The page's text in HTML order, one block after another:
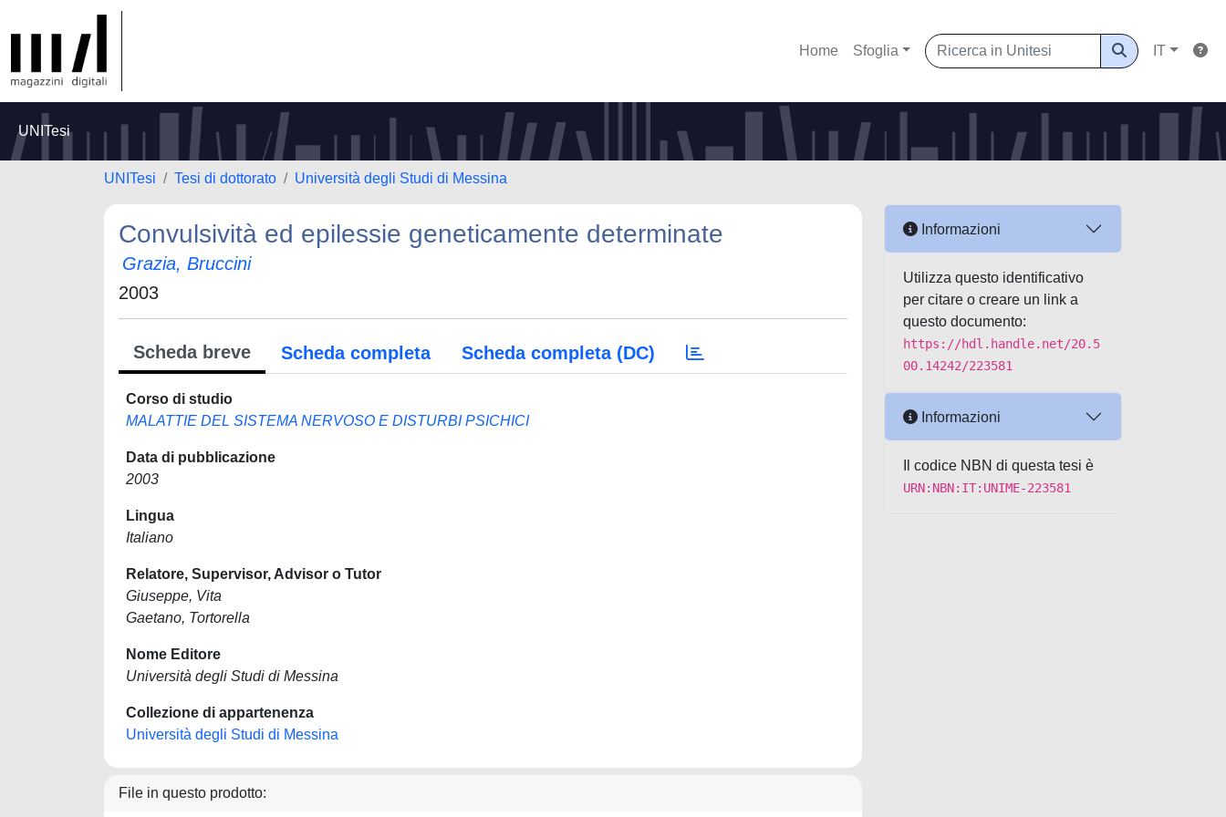
Home Sfoglia IT
UNITesi
UNITesi Tesi di dottorato Università degli Studi di Messina
Convulsività ed epilessie geneticamente determinate
Grazia, Bruccini
2003
Scheda breve Scheda completa Scheda completa (DC)
Corso di studio
MALATTIE DEL SISTEMA NERVOSO E DISTURBI PSICHICI
Data di pubblicazione
2003
Lingua
Italiano
Relatore, Supervisor, Advisor o Tutor
Giuseppe, Vita
Gaetano, Tortorella
Nome Editore
Università degli Studi di Messina
Collezione di appartenenza
Università degli Studi di Messina
File in questo prodotto:
Informazioni
Utilizza questo identificativo
per citare o creare un link a
questo documento:
https://hdl.handle.net/20.5
00.14242/223581
Informazioni
Il codice NBN di questa tesi è
URN:NBN:IT:UNIME-223581